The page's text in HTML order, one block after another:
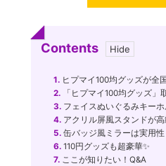
Contents
1. ヒプマイ100均グッズが全
2. 「ヒプマイ100均グッズ」
3. フェイスぬいぐるみキー
4. アクリル屏風スタンドが
5. 缶バッジ風ミラーは実用
6. 110円グッズも超豪華✨
7. ここが知りたい！Q&A